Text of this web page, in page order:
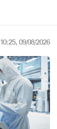
10:25, 09/08/2026